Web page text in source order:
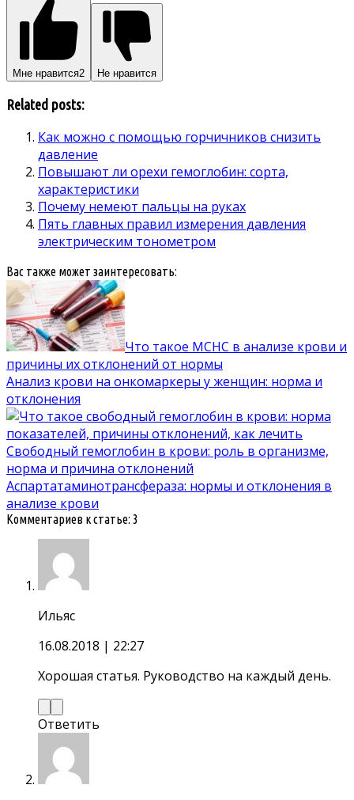
Мне нравится2 Не нравится
Related posts:
Как можно с помощью горчичников снизить
давление
Повышают ли орехи гемоглобин: сорта,
характеристики
Почему немеют пальцы на руках
Пять главных правил измерения давления
электрическим тонометром
Вас также может заинтересовать:
Что такое MCHC в анализе крови и
причины их отклонений от нормы
Анализ крови на онкомаркеры у женщин: норма и
отклонения
Свободный гемоглобин в крови: роль в организме,
норма и причина отклонений
Аспартатаминотрансфераза: нормы и отклонения в
анализе крови
Комментариев к статье: 3
Ильяс
16.08.2018 | 22:27
Хорошая статья. Руководство на каждый день.
Ответить